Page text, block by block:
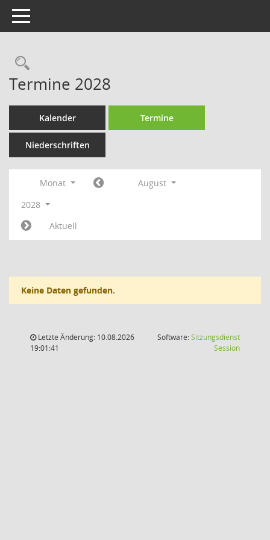
Toggle navigation
Rechercheauswahl
Termine 2028
Kalender Termine
Niederschriften
Monat
August
2028
Aktuell
Keine Daten gefunden.
Letzte Änderung: 10.08.2026
19:01:41
Software:Sitzungsdienst
Session(Wird in